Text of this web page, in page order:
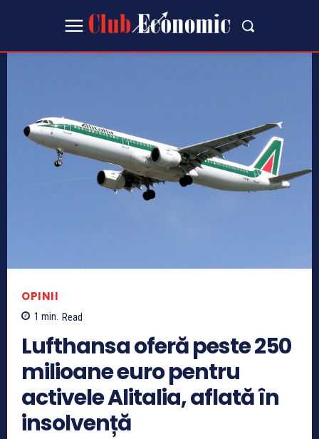
OPINII
1 min. Read
Lufthansa oferă peste 250
milioane euro pentru
activele Alitalia, aflată în
insolvență